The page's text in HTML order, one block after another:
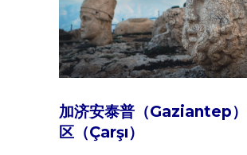
加济安泰普（Gaziantep
区（Çarşı）